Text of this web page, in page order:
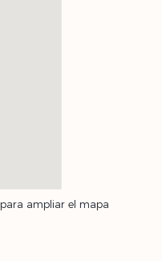
para ampliar el mapa